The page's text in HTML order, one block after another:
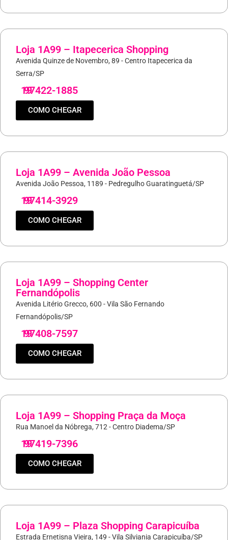
Loja 1A99 – Itapecerica Shopping
Avenida Quinze de Novembro, 89 - Centro Itapecerica da
Serra/SP
19
97422-1885
COMO CHEGAR
Loja 1A99 – Avenida João Pessoa
Avenida João Pessoa, 1189 - Pedregulho Guaratinguetá/SP
19
97414-3929
COMO CHEGAR
Loja 1A99 – Shopping Center
Fernandópolis
Avenida Litério Grecco, 600 - Vila São Fernando
Fernandópolis/SP
19
97408-7597
COMO CHEGAR
Loja 1A99 – Shopping Praça da Moça
Rua Manoel da Nóbrega, 712 - Centro Diadema/SP
19
97419-7396
COMO CHEGAR
Loja 1A99 – Plaza Shopping Carapicuíba
Estrada Ernetisna Vieira, 149 - Vila Silviania Carapicuíba/SP